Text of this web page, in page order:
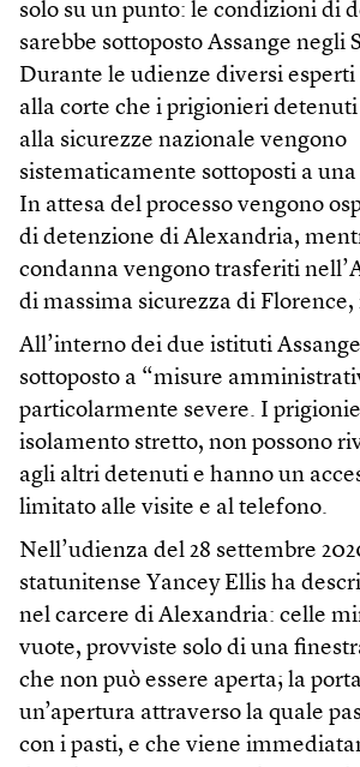
solo su un punto: le condizioni di
sarebbe sottoposto Assange negli
Durante le udienze diversi
alla corte che i prigionieri
alla sicurezze nazionale vengono
sistematicamente sottoposti a
In attesa del processo vengono
di detenzione di Alexandria,
condanna vengono trasferiti
di massima sicurezza di
All’interno dei due istituti
sottoposto a “misure
particolarmente severe. I
isolamento stretto, non possono
agli altri detenuti e hanno un
limitato alle visite e al telefono.
Nell’udienza del 28 settembre
statunitense Yancey Ellis ha
nel carcere di Alexandria: celle
vuote, provviste solo di una
che non può essere aperta; la
un’apertura attraverso la quale
con i pasti, e che viene